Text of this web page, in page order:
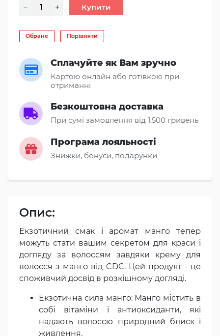
Обране Порівняти
Сплачуйте як Вам зручно
Картою онлайн або готівкою при
отриманні
Безкоштовна доставка
При сумі замовлення від 1.500 гривень
Програма лояльності
Знижки, бонуси, подарунки
Опис:
Екзотичний смак і аромат манго тепер
можуть стати вашим секретом для краси і
догляду за волоссям завдяки крему для
волосся з манго від CDC. Цей продукт - це
споживчий досвід в розкішному догляді.
Екзотична сила манго: Манго містить в
собі вітаміни і антиоксиданти, які
надають волоссю природний блиск і
живлення.